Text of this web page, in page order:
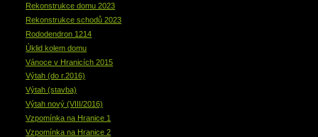
Rekonstrukce domu 2023
Rekonstrukce schodů 2023
Rododendron 1214
Úklid kolem domu
Vánoce v Hranicích 2015
Výtah (do r.2016)
Výtah (stavba)
Výtah nový (VIII/2016)
Vzpomínka na Hranice 1
Vzpomínka na Hranice 2